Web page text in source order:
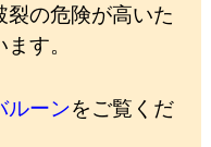
の危険が高いた
す。
ルーンをご覧くだ